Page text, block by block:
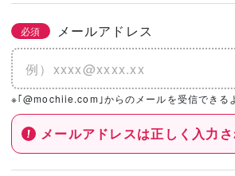
必須 メールアドレス
※｢@mochiie.com｣からのメールを受信できる
メールアドレスは正しく入力